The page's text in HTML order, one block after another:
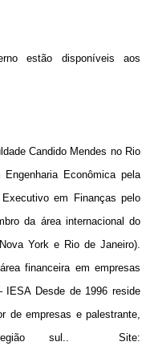
estão disponíveis aos
Candido Mendes no Rio
Econômica pela
em Finanças pelo
da área internacional do
York e Rio de Janeiro).
financeira em empresas
IESA Desde de 1996 reside
de empresas e palestrante,
sul..
Site: